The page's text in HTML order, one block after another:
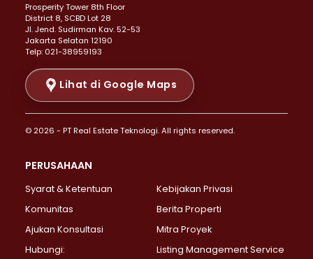
Properti Dijual di Menteng >
Properti Dijual di Senen >
Properti Dijual di Tanah Abang >
Properti Dijual di Cikini >
Properti Dijual di Kramat >
Properti Dijual di Pasar Baru >
Properti Dijual di Bendungan Hilir >
Properti Dijual di Jakarta Selatan >
Properti Dijual di Lebak Bulus >
Properti Dijual di Gandaria Selatan >
Properti Dijual di Pondok Labu >
Properti Dijual di Lenteng Agung >
Prosperity Tower 8th Floor
District 8, SCBD Lot 28
JI. Jend. Sudirman Kav. 52-53
Jakarta Selatan 12190
Telp: 021-38959193
Lihat di Google Maps
© 2026 - PT Real Estate Teknologi. All rights reserved.
PERUSAHAAN
Syarat & Ketentuan
Kebijakan Privasi
Komunitas
Berita Properti
Ajukan Konsultasi
Mitra Proyek
Hubungi:
Listing Management Service